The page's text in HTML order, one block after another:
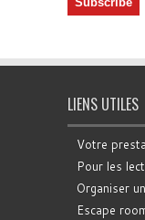
LIENS UTILES
Votre
Pour les
Organiser
Escape